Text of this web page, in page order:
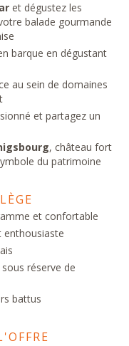
et dégustez les
balade gourmande
barque en dégustant
au sein de domaines
et partagez un
, château fort
du patrimoine
et confortable
enthousiaste
réserve de
battus